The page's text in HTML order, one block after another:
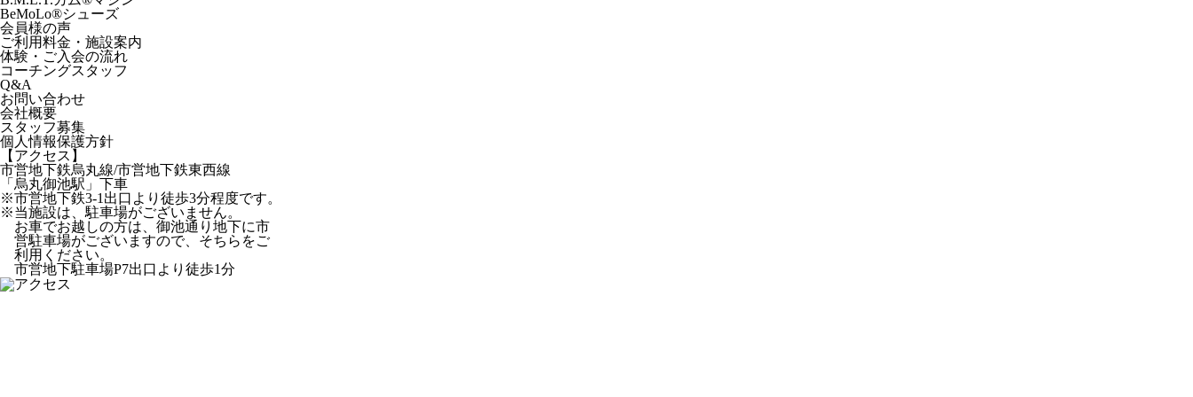
BeMoLo®シューズ
会員様の声
ご利用料金・施設案内
体験・ご入会の流れ
コーチングスタッフ
Q&A
お問い合わせ
会社概要
スタッフ募集
個人情報保護方針
【アクセス】
市営地下鉄烏丸線/市営地下鉄東西線
「烏丸御池駅」下車
※市営地下鉄3-1出口より徒歩3分程度です。
※当施設は、駐車場がございません。
お車でお越しの方は、御池通り地下に市
営駐車場がございますので、そちらをご
利用ください。
市営地下駐車場P7出口より徒歩1分